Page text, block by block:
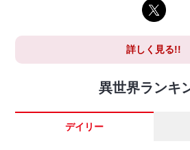
詳しく見る!!
異世界ランキ
デイリー